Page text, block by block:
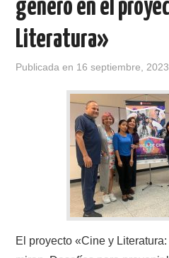
género en el
Literatura»
Publicada en 16 septiembre, 2023
El proyecto «Cine y